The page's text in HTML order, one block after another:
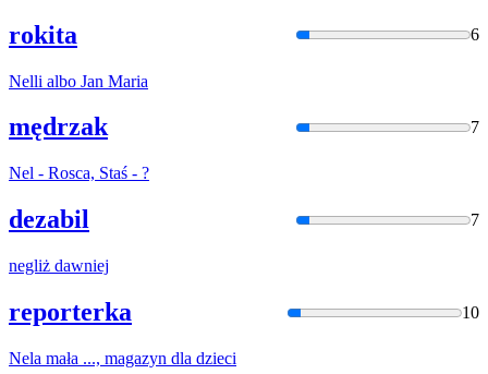
rokita 6
Nelli albo Jan Maria
mędrzak 7
Nel - Rosca, Staś - ?
dezabil 7
negliż dawniej
reporterka 10
Nela mała ..., magazyn dla dzieci